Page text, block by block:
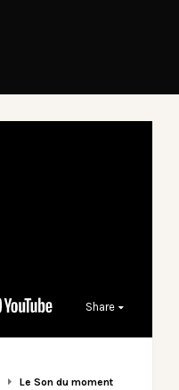
Share
Le Son du moment